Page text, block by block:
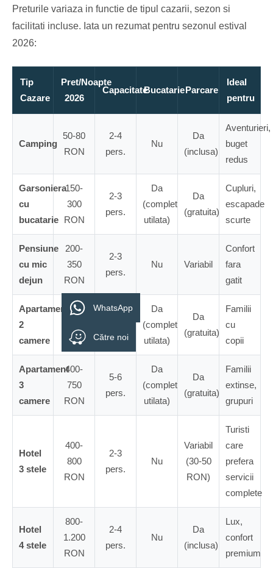
Preturile variaza in functie de tipul cazarii, sezon si
facilitati incluse. Iata un rezumat pentru sezonul estival
2026:
Tip
Cazare
Pret/Noapte
2026
CapacitateBucatarieParcare
Ideal
pentru
Camping
50-80
RON
2-4
pers.
Nu
Da
(inclusa)
Aventurieri,
buget
redus
Garsoniera
cu
bucatarie
150-
300
RON
2-3
pers.
Da
(complet
utilata)
Da
(gratuita)
Cupluri,
escapade
scurte
Pensiune
cu mic
dejun
200-
350
RON
2-3
pers.
Nu Variabil
Confort
fara
gatit
Apartament
2
camere
250-
RON
pers.
Da
(complet
utilata)
Da
(gratuita)
Familii
cu
copii
Apartament
3
camere
400-
750
RON
5-6
pers.
Da
(complet
utilata)
Da
(gratuita)
Familii
extinse,
grupuri
Hotel
3 stele
400-
800
RON
2-3
pers.
Nu
Variabil
(30-50
RON)
Turisti
care
prefera
servicii
complete
Hotel
4 stele
800-
1.200
RON
2-4
pers.
Nu
Da
(inclusa)
Lux,
confort
premium
WhatsApp
Către noi